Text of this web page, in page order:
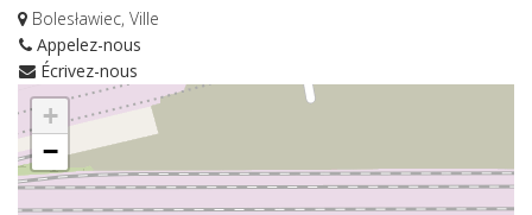
Bolesławiec, Ville
Appelez-nous
Écrivez-nous
+
−